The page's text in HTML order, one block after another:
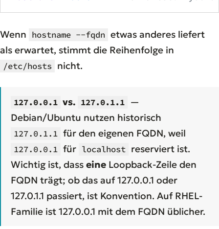
Wenn hostname --fqdn etwas anderes liefert
als erwartet, stimmt die Reihenfolge in
/etc/hosts nicht.
127.0.0.1 vs. 127.0.1.1 —
Debian/Ubuntu nutzen historisch
127.0.1.1 für den eigenen FQDN, weil
127.0.0.1 für localhost reserviert ist.
Wichtig ist, dass eine Loopback-Zeile den
FQDN trägt; ob das auf 127.0.0.1 oder
127.0.1.1 passiert, ist Konvention. Auf RHEL-
Familie ist 127.0.0.1 mit dem FQDN üblicher.